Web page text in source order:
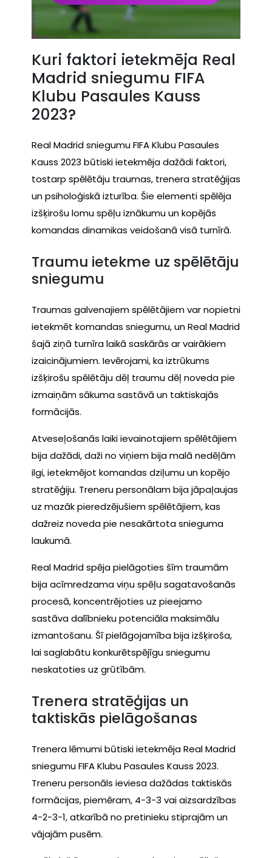
Kuri faktori ietekmēja Real
Madrid sniegumu FIFA
Klubu Pasaules Kauss
2023?
Real Madrid sniegumu FIFA Klubu Pasaules
Kauss 2023 būtiski ietekmēja dažādi faktori,
tostarp spēlētāju traumas, trenera stratēģijas
un psiholoģiskā izturība. Šie elementi spēlēja
izšķirošu lomu spēļu iznākumu un kopējās
komandas dinamikas veidošanā visā turnīrā.
Traumu ietekme uz spēlētāju
sniegumu
Traumas galvenajiem spēlētājiem var nopietni
ietekmēt komandas sniegumu, un Real Madrid
šajā ziņā turnīra laikā saskārās ar vairākiem
izaicinājumiem. Ievērojami, ka iztrūkums
izšķirošu spēlētāju dēļ traumu dēļ noveda pie
izmaiņām sākuma sastāvā un taktiskajās
formācijās.
Atveseļošanās laiki ievainotajiem spēlētājiem
bija dažādi, daži no viņiem bija malā nedēļām
ilgi, ietekmējot komandas dziļumu un kopējo
stratēģiju. Treneru personālam bija jāpaļaujas
uz mazāk pieredzējušiem spēlētājiem, kas
dažreiz noveda pie nesakārtota snieguma
laukumā.
Real Madrid spēja pielāgoties šīm traumām
bija acīmredzama viņu spēļu sagatavošanās
procesā, koncentrējoties uz pieejamo
sastāva dalībnieku potenciāla maksimālu
izmantošanu. Šī pielāgojamība bija izšķiroša,
lai saglabātu konkurētspējīgu sniegumu
neskatoties uz grūtībām.
Trenera stratēģijas un
taktiskās pielāgošanas
Trenera lēmumi būtiski ietekmēja Real Madrid
sniegumu FIFA Klubu Pasaules Kauss 2023.
Treneru personāls ieviesa dažādas taktiskās
formācijas, piemēram, 4-3-3 vai aizsardzības
4-2-3-1, atkarībā no pretinieku stiprajām un
vājajām pusēm.